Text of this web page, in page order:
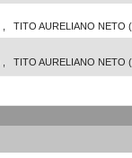
, TITO AURELIANO NETO
, TITO AURELIANO NETO